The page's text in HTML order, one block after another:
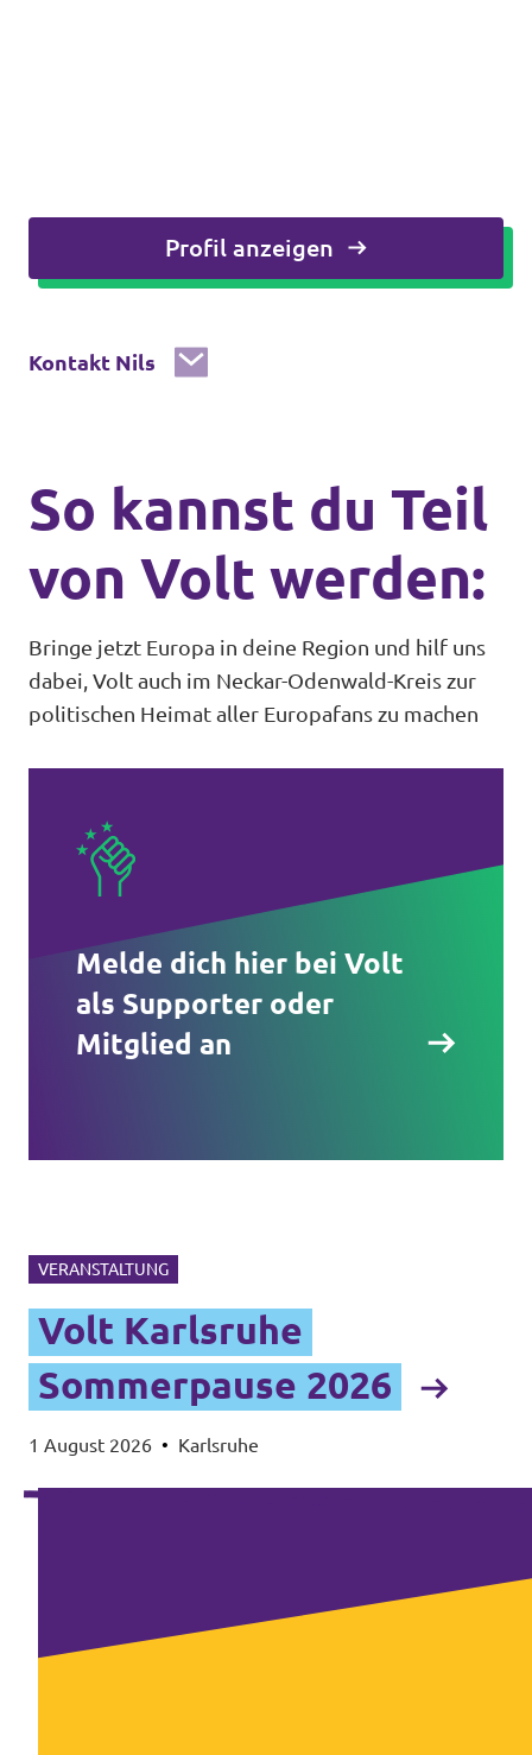
Profil anzeigen
Kontakt Nils
So kannst du Teil
von Volt werden:
Bringe jetzt Europa in deine Region und hilf uns
dabei, Volt auch im Neckar-Odenwald-Kreis zur
politischen Heimat aller Europafans zu machen
Melde dich hier bei Volt
als Supporter oder
Mitglied an
VERANSTALTUNG
Volt Karlsruhe
Sommerpause 2026
1 August 2026 • Karlsruhe